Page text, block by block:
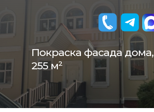
Покраска фасада дома,
255 м²